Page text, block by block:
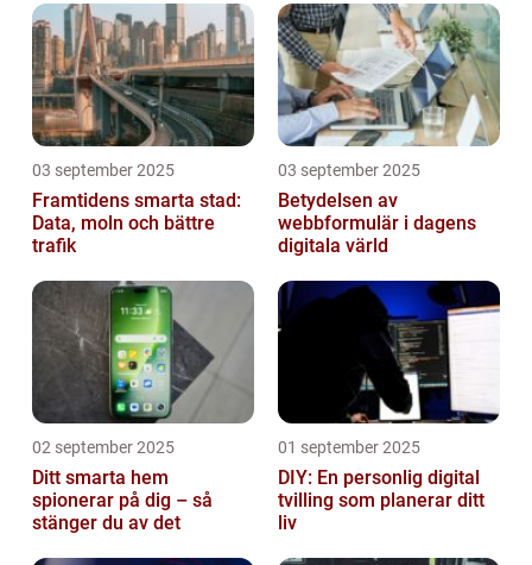
03 september 2025
Framtidens smarta stad:
Data, moln och bättre
trafik
03 september 2025
Betydelsen av
webbformulär i dagens
digitala värld
02 september 2025
Ditt smarta hem
spionerar på dig – så
stänger du av det
01 september 2025
DIY: En personlig digital
tvilling som planerar ditt
liv